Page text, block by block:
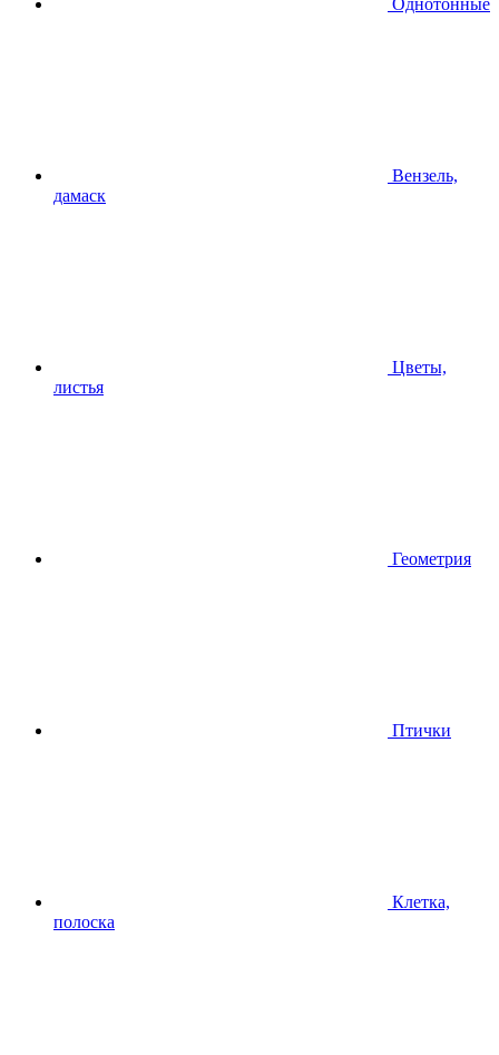
Однотонные
Вензель,
дамаск
Цветы,
листья
Геометрия
Птички
Клетка,
полоска